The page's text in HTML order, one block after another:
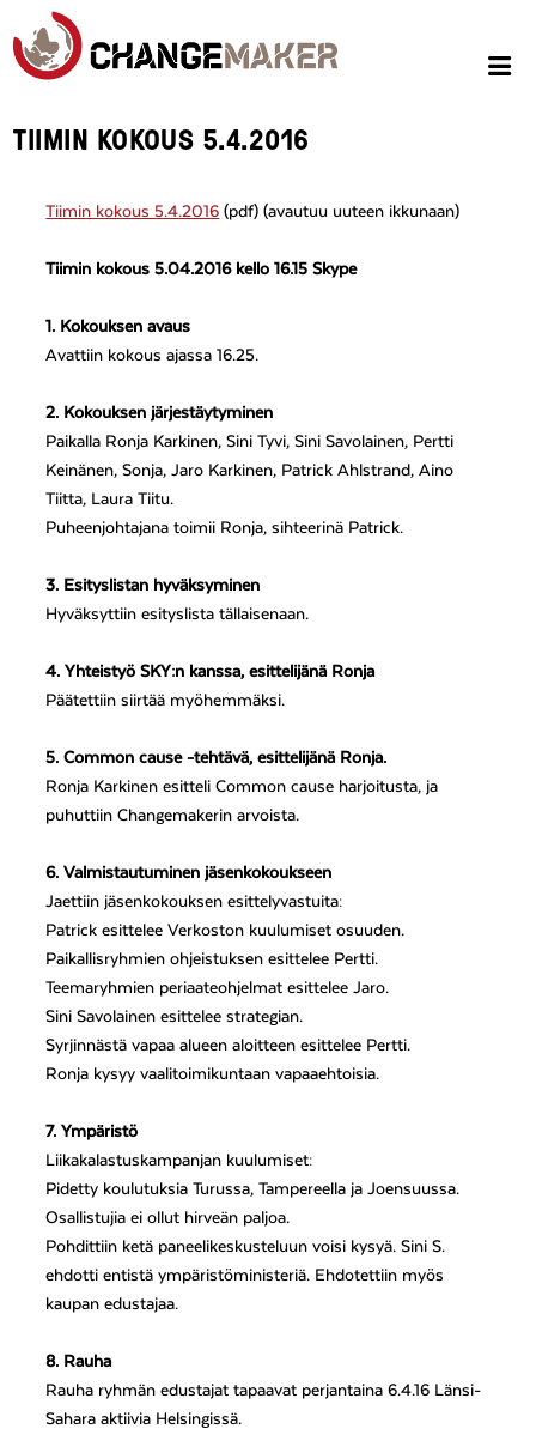
TIIMIN KOKOUS 5.4.2016
Tiimin kokous 5.4.2016 (pdf) (avautuu uuteen ikkunaan)
Tiimin kokous 5.04.2016 kello 16.15 Skype
1. Kokouksen avaus
Avattiin kokous ajassa 16.25.
2. Kokouksen järjestäytyminen
Paikalla Ronja Karkinen, Sini Tyvi, Sini Savolainen, Pertti
Keinänen, Sonja, Jaro Karkinen, Patrick Ahlstrand, Aino
Tiitta, Laura Tiitu.
Puheenjohtajana toimii Ronja, sihteerinä Patrick.
3. Esityslistan hyväksyminen
Hyväksyttiin esityslista tällaisenaan.
4. Yhteistyö SKY:n kanssa, esittelijänä Ronja
Päätettiin siirtää myöhemmäksi.
5. Common cause -tehtävä, esittelijänä Ronja.
Ronja Karkinen esitteli Common cause harjoitusta, ja
puhuttiin Changemakerin arvoista.
6. Valmistautuminen jäsenkokoukseen
Jaettiin jäsenkokouksen esittelyvastuita:
Patrick esittelee Verkoston kuulumiset osuuden.
Paikallisryhmien ohjeistuksen esittelee Pertti.
Teemaryhmien periaateohjelmat esittelee Jaro.
Sini Savolainen esittelee strategian.
Syrjinnästä vapaa alueen aloitteen esittelee Pertti.
Ronja kysyy vaalitoimikuntaan vapaaehtoisia.
7. Ympäristö
Liikakalastuskampanjan kuulumiset:
Pidetty koulutuksia Turussa, Tampereella ja Joensuussa.
Osallistujia ei ollut hirveän paljoa.
Pohdittiin ketä paneelikeskusteluun voisi kysyä. Sini S.
ehdotti entistä ympäristöministeriä. Ehdotettiin myös
kaupan edustajaa.
8. Rauha
Rauha ryhmän edustajat tapaavat perjantaina 6.4.16 Länsi-
Sahara aktiivia Helsingissä.